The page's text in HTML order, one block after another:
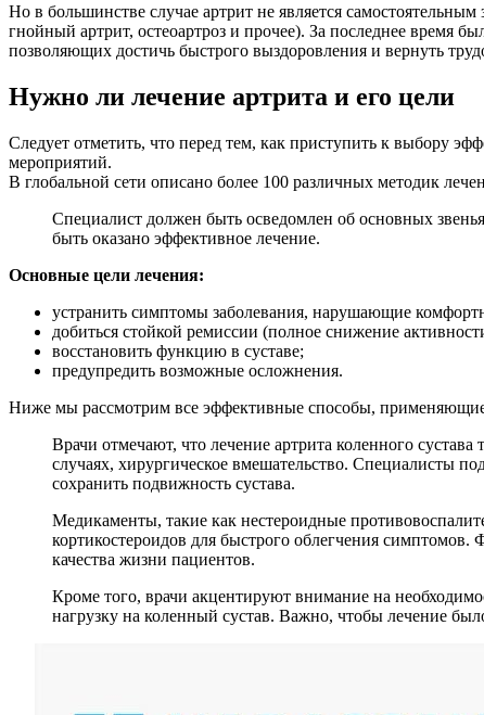
Но в большинстве случае артрит не является
гнойный артрит, остеоартроз и прочее). За последнее время
позволяющих достичь быстрого выздоровления и вернуть
Нужно ли лечение артрита и его цели
Следует отметить, что перед тем, как приступить к выбору
мероприятий.
В глобальной сети описано более 100 различных методик
Специалист должен быть осведомлен об основных
быть оказано эффективное лечение.
Основные цели лечения:
устранить симптомы заболевания, нарушающие
добиться стойкой ремиссии (полное снижение
восстановить функцию в суставе;
предупредить возможные осложнения.
Ниже мы рассмотрим все эффективные способы,
Врачи отмечают, что лечение артрита коленного
случаях, хирургическое вмешательство. Специалисты
сохранить подвижность сустава.
Медикаменты, такие как нестероидные
кортикостероидов для быстрого облегчения
качества жизни пациентов.
Кроме того, врачи акцентируют внимание на
нагрузку на коленный сустав. Важно, чтобы лечение